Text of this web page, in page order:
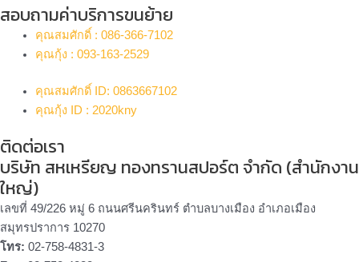
สอบถามค่าบริการขนย้าย
คุณสมศักดิ์ : 086-366-7102
คุณกุ้ง : 093-163-2529
คุณสมศักดิ์ ID: 0863667102
คุณกุ้ง ID : 2020kny
ติดต่อเรา
บริษัท สหเหรียญ ทองทรานสปอร์ต จำกัด (สำนักงาน
ใหญ่)
เลขที่ 49/226 หมู่ 6 ถนนศรีนครินทร์ ตำบลบางเมือง อำเภอเมือง
สมุทรปราการ 10270
โทร: 02-758-4831-3